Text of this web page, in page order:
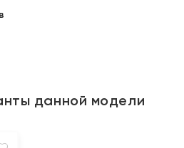
данной модели